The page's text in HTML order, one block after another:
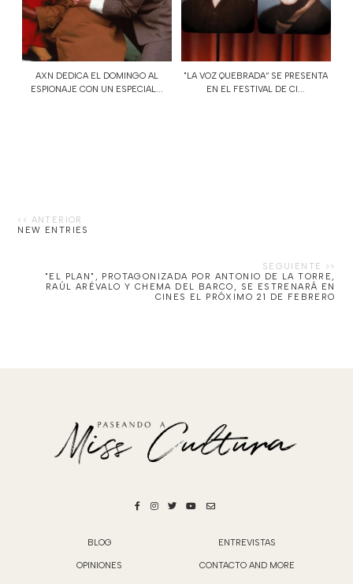
AXN DEDICA EL DOMINGO AL
ESPIONAJE CON UN ESPECIAL...
"LA VOZ QUEBRADA“ SE PRESENTA
EN EL FESTIVAL DE CI...
NEW ENTRIES
"EL PLAN", PROTAGONIZADA POR ANTONIO DE LA TORRE,
RAÚL ARÉVALO Y CHEMA DEL BARCO, SE ESTRENARÁ EN
CINES EL PRÓXIMO 21 DE FEBRERO
BLOG ENTREVISTAS
OPINIONES CONTACTO AND MORE